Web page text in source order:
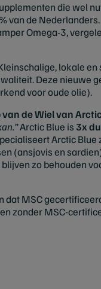
die wel
van de
Omega-3,
lokale en
Deze nieuwe
voor oude olie).
van de Wiel van
Arctic Blue is 3x
Arctic Blue
(ansjovis en
zo behouden
dat MSC
zonder MSC-